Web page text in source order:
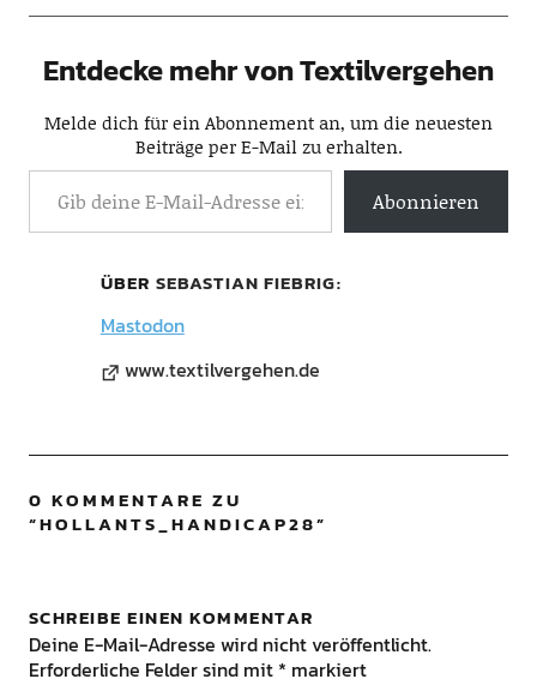
Entdecke mehr von Textilvergehen
Melde dich für ein Abonnement an, um die neuesten
Beiträge per E-Mail zu erhalten.
Abonnieren
ÜBER SEBASTIAN FIEBRIG
Mastodon
www.textilvergehen.de
0 KOMMENTARE ZU
“HOLLANTS_HANDICAP28”
SCHREIBE EINEN KOMMENTAR
Deine E-Mail-Adresse wird nicht veröffentlicht.
Erforderliche Felder sind mit * markiert